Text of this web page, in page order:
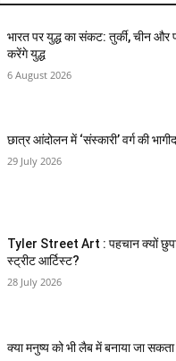
भारत पर युद्ध का संकट: तुर्की, चीन और
करेंगे युद्ध
6 August 2026
छात्र आंदोलन में ‘संस्कारी’ वर्ग की
29 July 2026
Tyler Street Art : पहचान क्यों
स्ट्रीट आर्टिस्ट?
28 July 2026
क्या मनुष्य को भी लैब में बनाया जा